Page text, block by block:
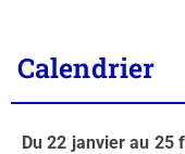
Calendrier
Du 22 janvier au 25